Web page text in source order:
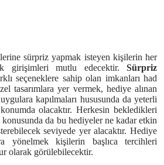
sürpriz yapmak isteyen kişilerin her
girişimleri mutlu edecektir. Sürpriz
seçeneklere sahip olan imkanları had
tasarımlara yer vermek, hediye alınan
kapılmaları hususunda da yeterli
olacaktır. Herkesin bekledikleri
konusunda da bu hediyeler ne kadar etkin
seviyede yer alacaktır. Hediye
yönelmek kişilerin başlıca tercihleri
olarak görülebilecektir.